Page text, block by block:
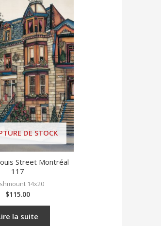
DE STOCK
Street Montréal
117
14x20
$115.00
la suite